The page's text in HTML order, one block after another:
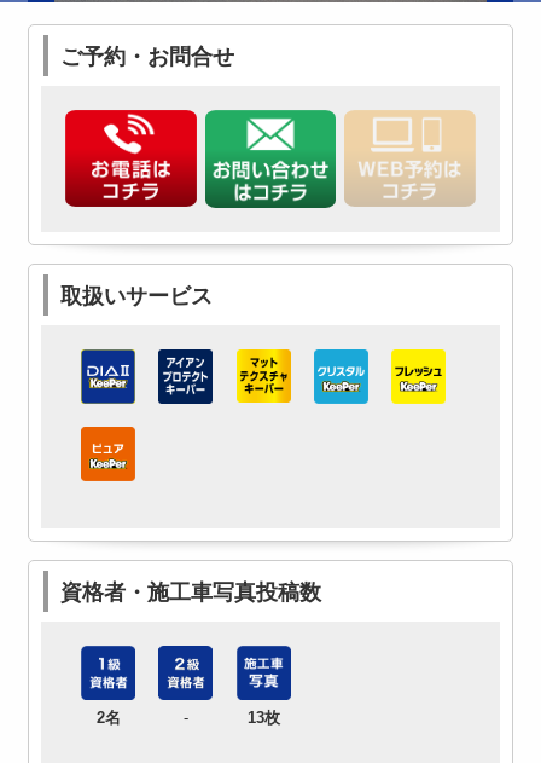
ご予約・お問合せ
取扱いサービス
資格者・施工車写真投稿数
2名 - 13枚